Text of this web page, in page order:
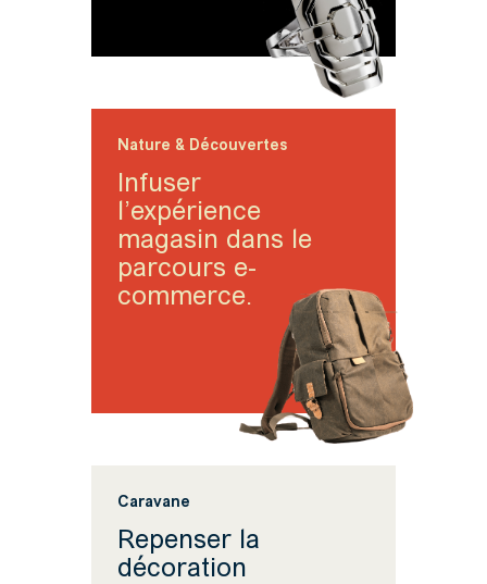
Nature & Découvertes
Infuser
l’expérience
magasin dans le
parcours e-
commerce.
Caravane
Repenser la
décoration